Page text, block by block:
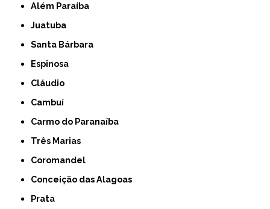
Além Paraíba
Juatuba
Santa Bárbara
Espinosa
Cláudio
Cambuí
Carmo do Paranaíba
Três Marias
Coromandel
Conceição das Alagoas
Prata